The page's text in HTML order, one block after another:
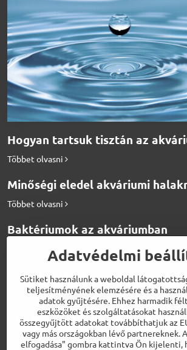
Hogyan tartsuk tisztán az
Többet olvasni
Minőségi eledel akváriumi
Többet olvasni
Baktériumok az akváriumban
Többet olvasni
Hogyan etessük a diszkosz
Többet olvasni
Biotermékek a tökéletes vízért
Többet olvasni
Adatvédelmi
Sütiket használunk a weboldal
teljesítményének elemzésére és a
adatok gyűjtésére. Ehhez harmadik
eszközöket és szolgáltatásokat
összegyűjtött adatokat továbbíthatjuk az
vagy más országokban lévő partnereknek.
elfogadása" gombra kattintva Ön kijelenti,